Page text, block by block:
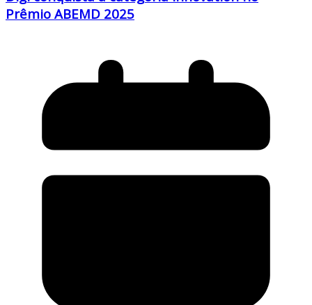
Prêmio ABEMD 2025